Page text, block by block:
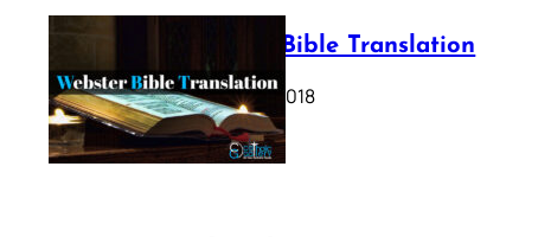
Webster Bible Translation
October 11, 2018